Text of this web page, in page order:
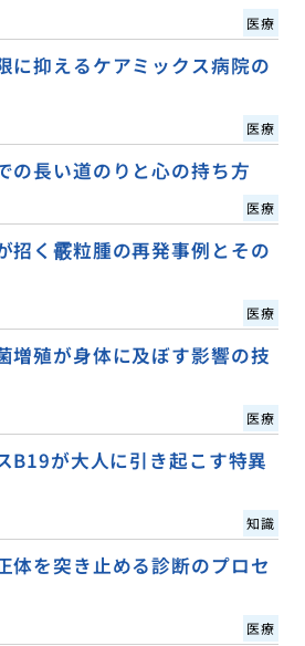
医療
に抑えるケアミックス病院の
医療
の長い道のりと心の持ち方
医療
招く霰粒腫の再発事例とその
医療
増殖が身体に及ぼす影響の技
医療
B19が大人に引き起こす特異
知識
体を突き止める診断のプロセ
医療